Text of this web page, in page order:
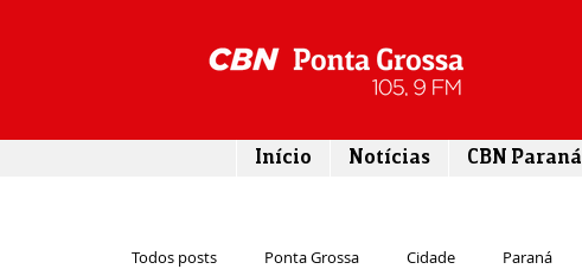
Início Notícias CBN Paraná
Todos posts Ponta Grossa Cidade Paraná